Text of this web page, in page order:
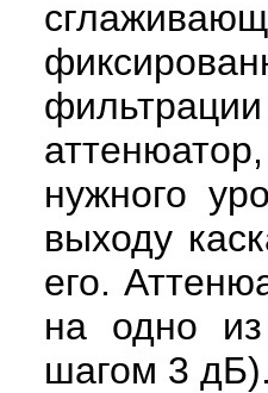
нужного
выходу
его.
на одно
шагом 3